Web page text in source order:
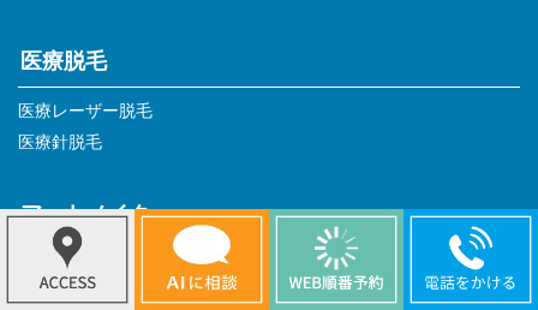
医療脱毛
医療レーザー脱毛
医療針脱毛
アートメイク
医療アートメイク
アピアランスケア・アートメイク